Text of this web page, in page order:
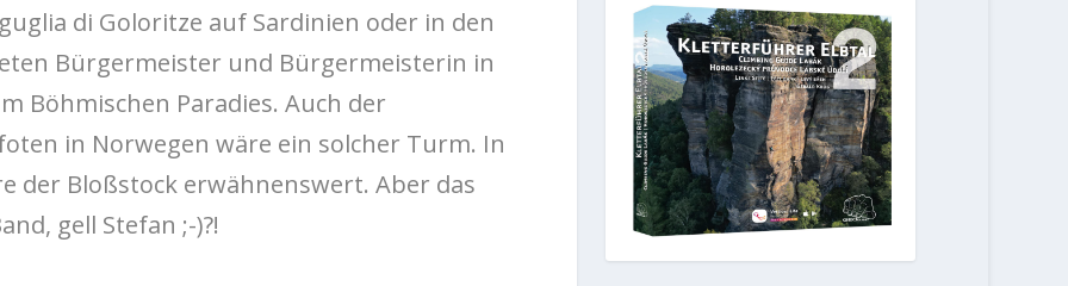
di Goloritze auf Sardinien oder in den
Bürgermeister und Bürgermeisterin in
Böhmischen Paradies. Auch der
in Norwegen wäre ein solcher Turm. In
der Bloßstock erwähnenswert. Aber das
gell Stefan ;-)?!